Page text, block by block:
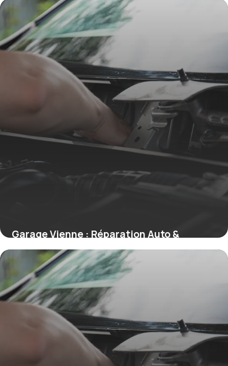
Garage Vienne : Réparation Auto &
Entretien 2026
24 mai 2026